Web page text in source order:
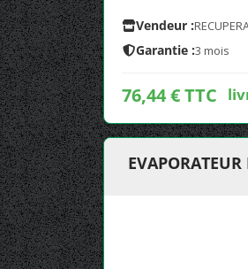
Vendeur :
Garantie :3 mois
76,44 € TTC